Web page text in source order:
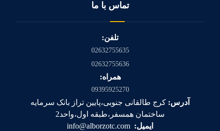
تماس با ما
تلفن:
02632755635
02632755636
همراه:
09395925270
آدرس: کرج طالقانی جنوبی،پایین تراز بانک سرمایه
ساختمان همسفر،طبقه اول،واحد2
ایمیل: